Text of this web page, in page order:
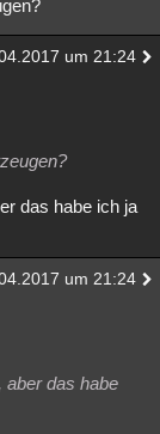
um 21:24
das habe ich ja
um 21:24
aber das habe